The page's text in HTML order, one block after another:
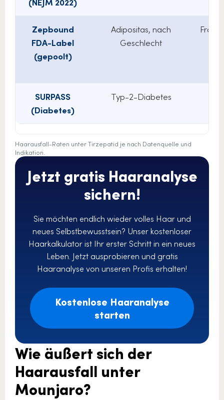
Zepbound
FDA-Label
(gepoolt)
Adipositas, nach
Geschlecht
SURPASS
(Diabetes)
Typ-2-Diabetes
Haarausfall-Raten unter Tirzepatid je nach Datenquelle und
Indikation.
Jetzt gratis Haaranalyse
sichern!
Sie möchten endlich wieder volles Haar und
neues Selbstbewusstsein? Unser kostenloser
Haarkalkulator ist Ihr erster Schritt in ein neues
Leben. Jetzt ausprobieren und gratis
Haaranalyse von unseren Profis erhalten!
Kostenlose Haaranalyse
starten
Wie äußert sich der
Haarausfall unter
Mounjaro?